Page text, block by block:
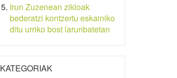
Irun Zuzenean zikloak
bederatzi kontzertu eskainiko
ditu urriko bost larunbatetan
KATEGORIAK